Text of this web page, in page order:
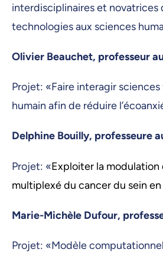
interdisciplinaires et novatrices
technologies aux sciences
Olivier Beauchet, professeur
Projet: «Faire interagir
humain afin de réduire
Delphine Bouilly, professeure
Projet: «Exploiter la
multiplexé du cancer du sein
Marie-Michèle Dufour,
Projet: «Modèle